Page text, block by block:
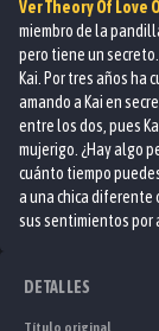
VerTheory Of Love
miembro de la
pero tiene un
Kai. Por tres años ha
amando a Kai en
entre los dos, pues
mujerigo. ¿Hay algo
cuánto tiempo
a una chica
sus sentimientos por
que lo rompe
DETALLES
Título original